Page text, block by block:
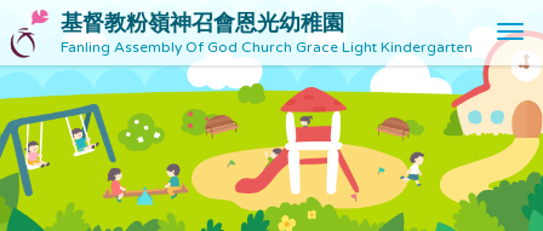
基督教粉嶺神召會恩光幼稚園
Fanling Assembly Of God Church Grace Light Kindergarten
T
o
g
l
e